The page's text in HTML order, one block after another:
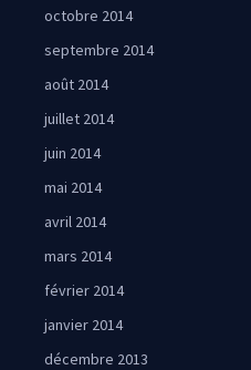
octobre 2014
septembre 2014
août 2014
juillet 2014
juin 2014
mai 2014
avril 2014
mars 2014
février 2014
janvier 2014
décembre 2013